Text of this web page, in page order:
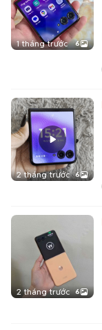
1 tháng trước 6
2 tháng trước 6
2 tháng trước 6